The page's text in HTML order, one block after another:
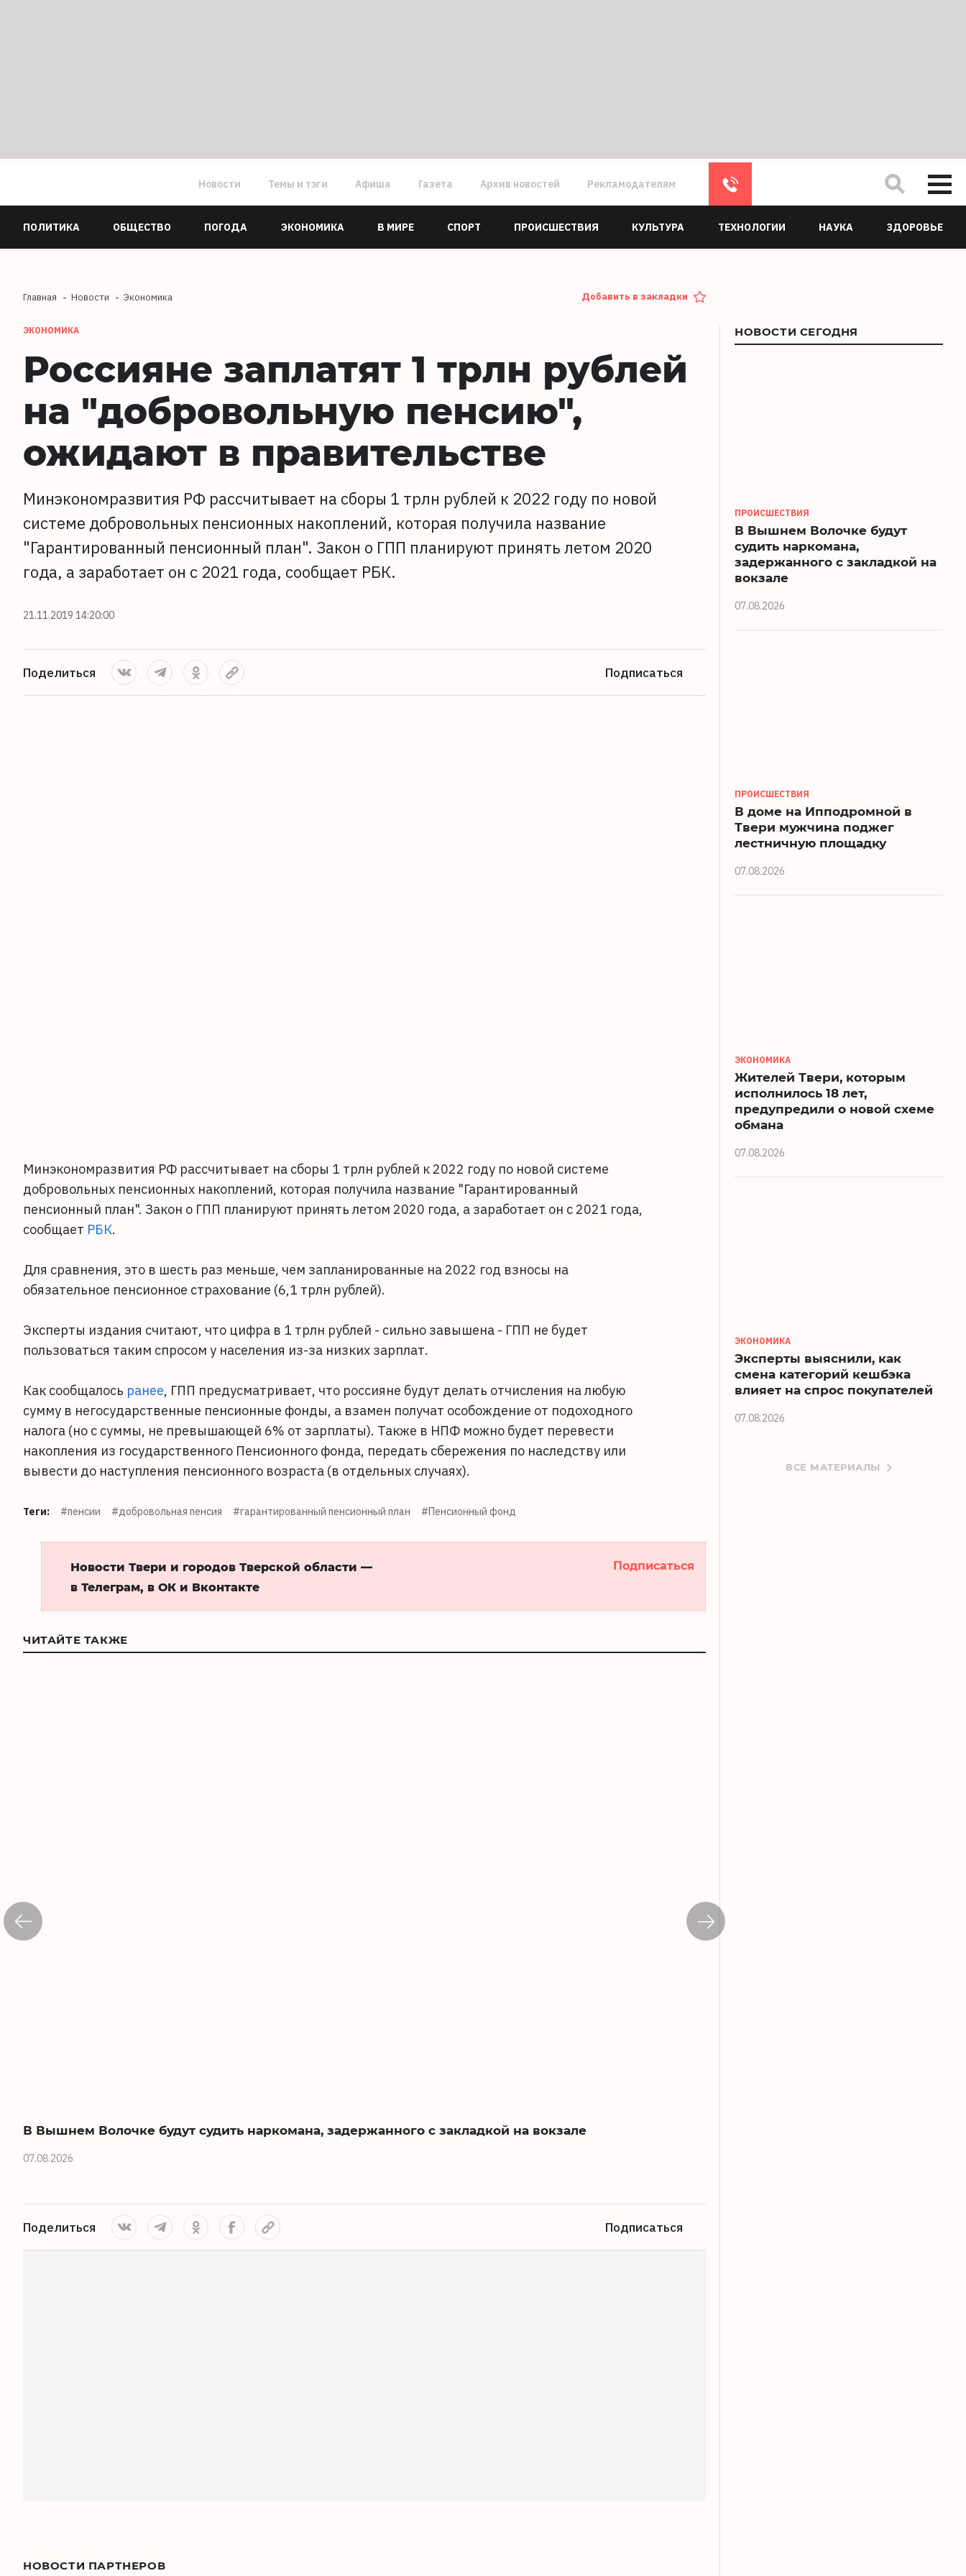
Новости Темы и тэги Афиша Газета Архив новостей Рекламодателям
ПОЛИТИКА ОБЩЕСТВО ПОГОДА ЭКОНОМИКА В МИРЕ СПОРТ ПРОИСШЕСТВИЯ КУЛЬТУРА ТЕХНОЛОГИИ НАУКА ЗДОРОВЬЕ
Главная Новости Экономика Добавить в закладки
ЭКОНОМИКА
Россияне заплатят 1 трлн рублей
на "добровольную пенсию",
ожидают в правительстве
Минэкономразвития РФ рассчитывает на сборы 1 трлн рублей к 2022 году по новой
системе добровольных пенсионных накоплений, которая получила название
"Гарантированный пенсионный план". Закон о ГПП планируют принять летом 2020
года, а заработает он с 2021 года, сообщает РБК.
21.11.2019 14:20:00
Поделиться Подписаться
Минэкономразвития РФ рассчитывает на сборы 1 трлн рублей к 2022 году по новой системе
добровольных пенсионных накоплений, которая получила название "Гарантированный
пенсионный план". Закон о ГПП планируют принять летом 2020 года, а заработает он с 2021 года,
сообщает РБК.
Для сравнения, это в шесть раз меньше, чем запланированные на 2022 год взносы на
обязательное пенсионное страхование (6,1 трлн рублей).
Эксперты издания считают, что цифра в 1 трлн рублей - сильно завышена - ГПП не будет
пользоваться таким спросом у населения из-за низких зарплат.
Как сообщалось ранее, ГПП предусматривает, что россияне будут делать отчисления на любую
сумму в негосударственные пенсионные фонды, а взамен получат особождение от подоходного
налога (но с суммы, не превышающей 6% от зарплаты). Также в НПФ можно будет перевести
накопления из государственного Пенсионного фонда, передать сбережения по наследству или
вывести до наступления пенсионного возраста (в отдельных случаях).
Теги: #пенсии #добровольная пенсия #гарантированный пенсионный план #Пенсионный фонд
Новости Твери и городов Тверской области —
в Телеграм, в ОК и Вконтакте
Подписаться
ЧИТАЙТЕ ТАКЖЕ
В Вышнем Волочке будут судить наркомана, задержанного с закладкой на вокзале
07.08.2026
Поделиться Подписаться
НОВОСТИ ПАРТНЕРОВ
НОВОСТИ СЕГОДНЯ
ПРОИСШЕСТВИЯ
В Вышнем Волочке будут
судить наркомана,
задержанного с закладкой на
вокзале
07.08.2026
ПРОИСШЕСТВИЯ
В доме на Ипподромной в
Твери мужчина поджег
лестничную площадку
07.08.2026
ЭКОНОМИКА
Жителей Твери, которым
исполнилось 18 лет,
предупредили о новой схеме
обмана
07.08.2026
ЭКОНОМИКА
Эксперты выяснили, как
смена категорий кешбэка
влияет на спрос покупателей
07.08.2026
ВСЕ МАТЕРИАЛЫ